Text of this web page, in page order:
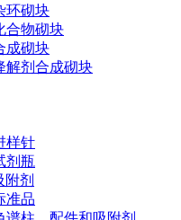
环砌块
合物砌块
成砌块
解剂合成砌块
样针
剂瓶
附剂
准品